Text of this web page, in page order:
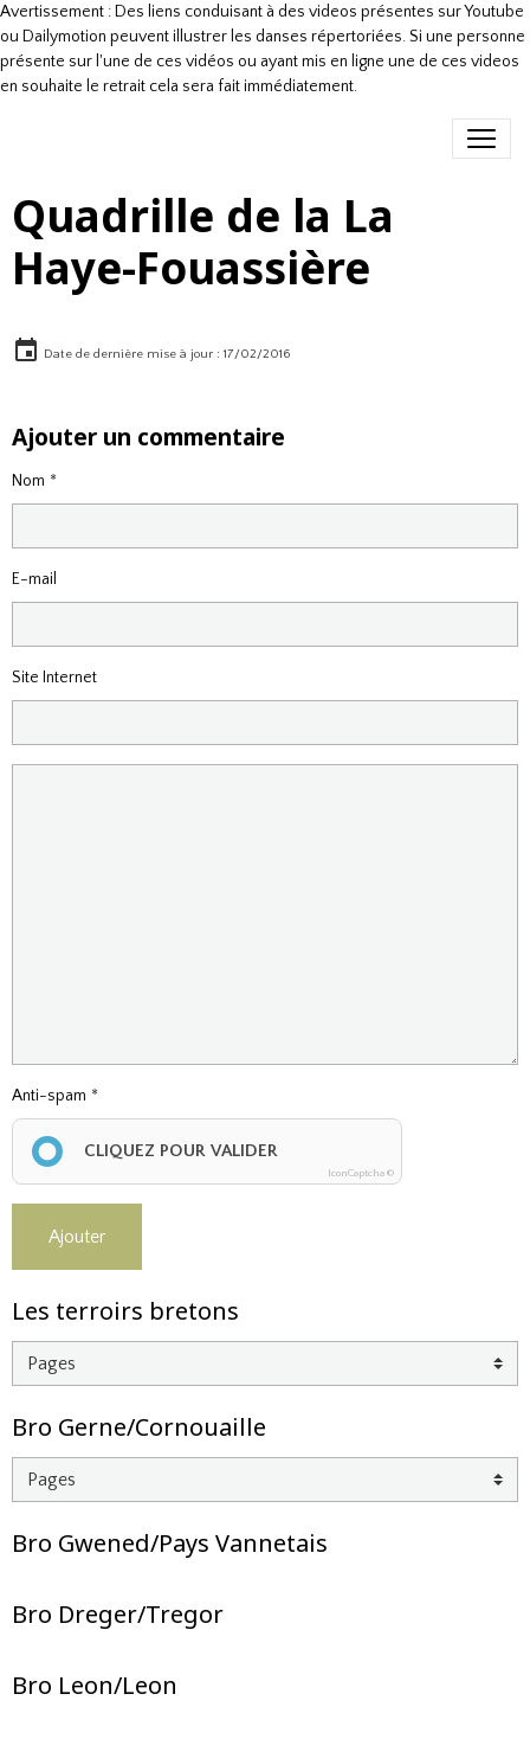
Avertissement : Des liens conduisant à des videos présentes sur Youtube
ou Dailymotion peuvent illustrer les danses répertoriées. Si une personne
présente sur l'une de ces vidéos ou ayant mis en ligne une de ces videos
en souhaite le retrait cela sera fait immédiatement.
Quadrille de la La
Haye-Fouassière
Date de dernière mise à jour : 17/02/2016
Ajouter un commentaire
Nom
E-mail
Site Internet
Anti-spam
CLIQUEZ POUR VALIDER
IconCaptcha ©
Ajouter
Les terroirs bretons
Bro Gerne/Cornouaille
Bro Gwened/Pays Vannetais
Bro Dreger/Tregor
Bro Leon/Leon